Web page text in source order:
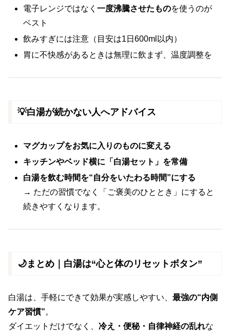
電子レンジではなく一度沸騰させたものを使うのが
ベスト
飲みすぎには注意（目安は1日600ml以内）
胃に不快感があるときは無理に飲まず、温度調整を
💡白湯が続かない人へアドバイス
マグカップをお気に入りのものに変える
キッチンやベッド横に「白湯セット」を常備
白湯を飲む時間を“自分をいたわる時間”にする
→ ただの習慣でなく「ご褒美のひととき」にすると
続きやすくなります。
🌙まとめ｜白湯は“心と体のリセットボタン”
白湯は、手軽にできて効果が実感しやすい、 最強の“内側
ケア習慣”。
ダイエットだけでなく、 冷え・便秘・自律神経の乱れな